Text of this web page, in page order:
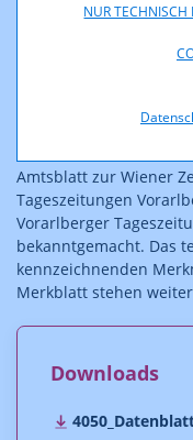
NUR TECHNISCH
Amtsblatt zur Wiener
Tageszeitungen
Vorarlberger
bekanntgemacht. Das
kennzeichnenden
Merkblatt stehen
Downloads